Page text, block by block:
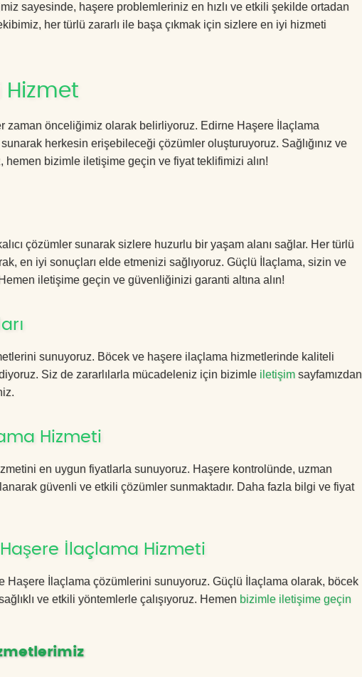
sayesinde, haşere problemleriniz en hızlı ve etkili şekilde ortadan
her türlü zararlı ile başa çıkmak için sizlere en iyi hizmeti
Hizmet
zaman önceliğimiz olarak belirliyoruz. Edirne Haşere İlaçlama
herkesin erişebileceği çözümler oluşturuyoruz. Sağlığınız ve
bizimle iletişime geçin ve fiyat teklifimizi alın!
çözümler sunarak sizlere huzurlu bir yaşam alanı sağlar. Her türlü
en iyi sonuçları elde etmenizi sağlıyoruz. Güçlü İlaçlama, sizin ve
iletişime geçin ve güvenliğinizi garanti altına alın!
sunuyoruz. Böcek ve haşere ilaçlama hizmetlerinde kaliteli
Siz de zararlılarla mücadeleniz için bizimle iletişim sayfamızdan
Hizmeti
en uygun fiyatlarla sunuyoruz. Haşere kontrolünde, uzman
güvenli ve etkili çözümler sunmaktadır. Daha fazla bilgi ve fiyat
İlaçlama Hizmeti
Haşere İlaçlama çözümlerini sunuyoruz. Güçlü İlaçlama olarak, böcek
ve etkili yöntemlerle çalışıyoruz. Hemen bizimle iletişime geçin